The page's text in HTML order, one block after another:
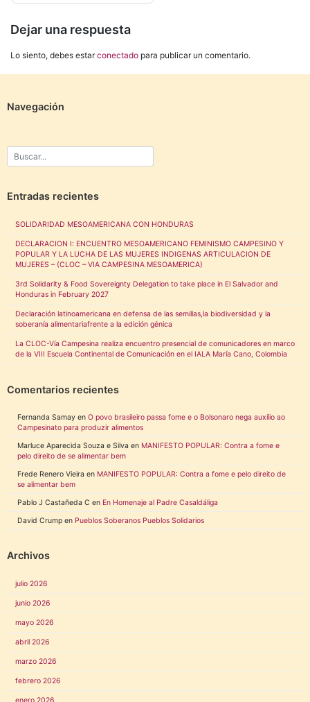
Dejar una respuesta
Lo siento, debes estarconectado para publicar un comentario.
Navegación
Entradas recientes
SOLIDARIDAD MESOAMERICANA CON HONDURAS
DECLARACION I: ENCUENTRO MESOAMERICANO FEMINISMO CAMPESINO Y
POPULAR Y LA LUCHA DE LAS MUJERES INDIGENAS ARTICULACION DE
MUJERES – (CLOC – VIA CAMPESINA MESOAMERICA)
3rd Solidarity & Food Sovereignty Delegation to take place in El Salvador and
Honduras in February 2027
Declaración latinoamericana en defensa de las semillas,la biodiversidad y la
soberanía alimentariafrente a la edición génica
La CLOC-Vía Campesina realiza encuentro presencial de comunicadores en marco
de la VIII Escuela Continental de Comunicación en el IALA María Cano, Colombia
Comentarios recientes
Fernanda Samay en O povo brasileiro passa fome e o Bolsonaro nega auxílio ao
Campesinato para produzir alimentos
Marluce Aparecida Souza e Silva en MANIFESTO POPULAR: Contra a fome e
pelo direito de se alimentar bem
Frede Renero Vieira en MANIFESTO POPULAR: Contra a fome e pelo direito de
se alimentar bem
Pablo J Castañeda C en En Homenaje al Padre Casaldáliga
David Crump en Pueblos Soberanos Pueblos Solidarios
Archivos
julio 2026
junio 2026
mayo 2026
abril 2026
marzo 2026
febrero 2026